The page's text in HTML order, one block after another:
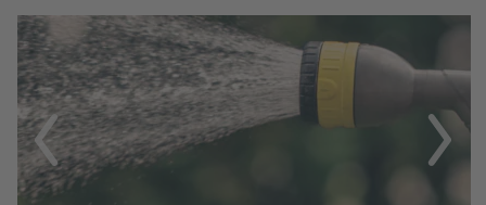
Previous Next